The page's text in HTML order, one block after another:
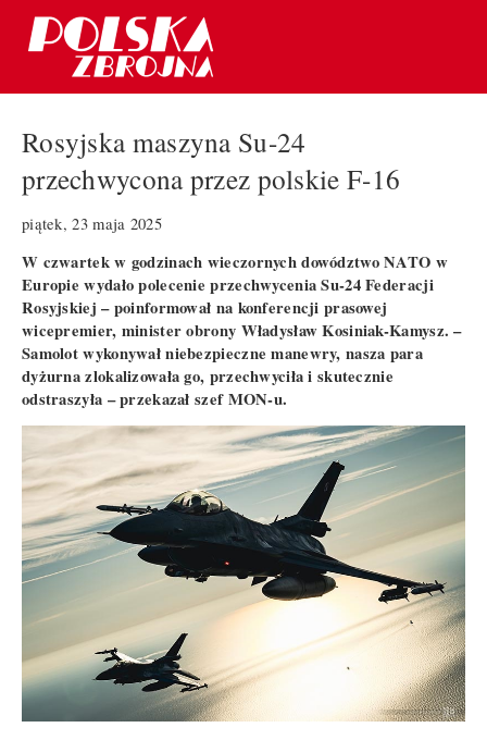
Rosyjska maszyna Su-24
przechwycona przez polskie F-16
piątek, 23 maja 2025
W czwartek w godzinach wieczornych dowództwo NATO w
Europie wydało polecenie przechwycenia Su-24 Federacji
Rosyjskiej – poinformował na konferencji prasowej
wicepremier, minister obrony Władysław Kosiniak-Kamysz. –
Samolot wykonywał niebezpieczne manewry, nasza para
dyżurna zlokalizowała go, przechwyciła i skutecznie
odstraszyła – przekazał szef MON-u.